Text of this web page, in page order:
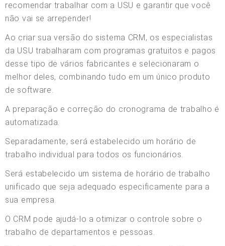
recomendar trabalhar com a USU e garantir que você
não vai se arrepender!
Ao criar sua versão do sistema CRM, os especialistas
da USU trabalharam com programas gratuitos e pagos
desse tipo de vários fabricantes e selecionaram o
melhor deles, combinando tudo em um único produto
de software.
A preparação e correção do cronograma de trabalho é
automatizada.
Separadamente, será estabelecido um horário de
trabalho individual para todos os funcionários.
Será estabelecido um sistema de horário de trabalho
unificado que seja adequado especificamente para a
sua empresa.
O CRM pode ajudá-lo a otimizar o controle sobre o
trabalho de departamentos e pessoas.